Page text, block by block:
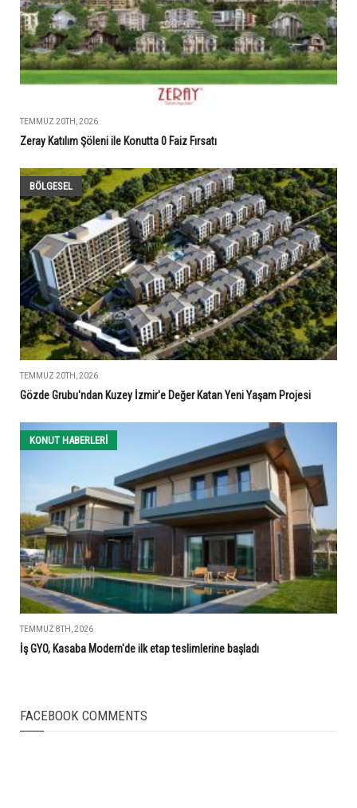
TEMMUZ 20TH, 2026
Zeray Katılım Şöleni ile Konutta 0 Faiz Fırsatı
BÖLGESEL
TEMMUZ 20TH, 2026
Gözde Grubu'ndan Kuzey İzmir'e Değer Katan Yeni Yaşam Projesi
KONUT HABERLERI
TEMMUZ 8TH, 2026
İş GYO, Kasaba Modern'de ilk etap teslimlerine başladı
FACEBOOK COMMENTS